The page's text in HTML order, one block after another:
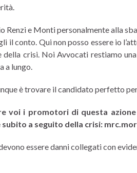
Renzi e Monti personalmente alla
il conto. Qui non posso essere io
della crisi. Noi Avvocati restiamo
a lungo.
è trovare il candidato perfetto
voi i promotori di questa
subito a seguito della crisi:
essere danni collegati con